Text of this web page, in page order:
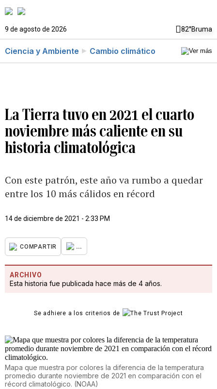
9 de agosto de 2026 82°Bruma
Ciencia y Ambiente Cambio climático
La Tierra tuvo en 2021 el cuarto
noviembre más caliente en su
historia climatológica
Con este patrón, este año va rumbo a quedar
entre los 10 más cálidos en récord
14 de diciembre de 2021 - 2:33 PM
COMPARTIR ...
ARCHIVO
Esta historia fue publicada hace más de 4 años.
Se adhiere a los criterios de
Mapa que muestra por colores la diferencia de la temperatura
promedio durante noviembre de 2021 en comparación con el
récord climatológico. (NOAA)